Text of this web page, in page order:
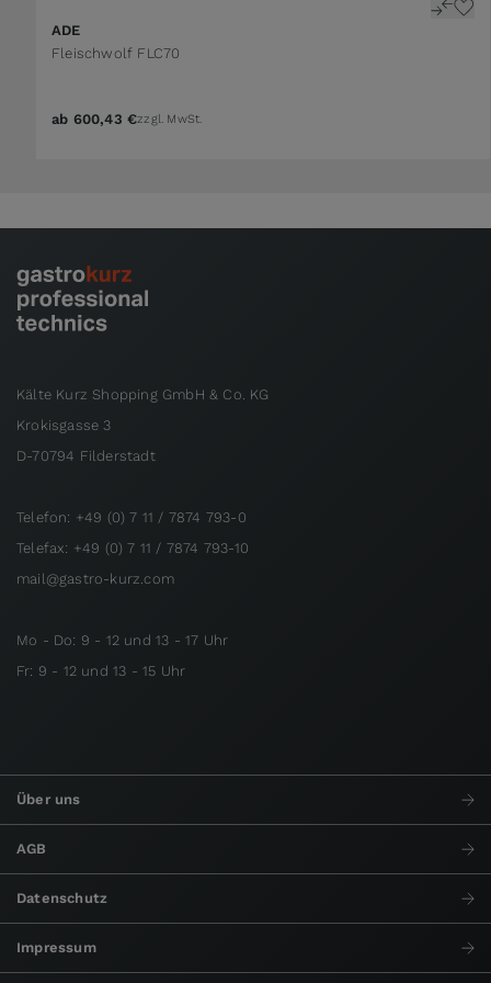
ADE
Fleischwolf FLC70
ab 600,43 €zzgl. MwSt.
Kälte Kurz Shopping GmbH & Co. KG
Krokisgasse 3
D-70794 Filderstadt
Telefon: +49 (0) 7 11 / 7874 793-0
Telefax: +49 (0) 7 11 / 7874 793-10
mail@gastro-kurz.com
Mo - Do: 9 - 12 und 13 - 17 Uhr
Fr: 9 - 12 und 13 - 15 Uhr
Über uns
AGB
Datenschutz
Impressum